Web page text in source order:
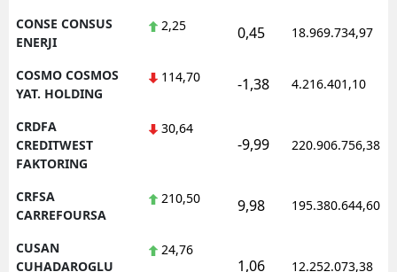
CONSE CONSUS
ENERJI
2,25 0,45 18.969.734,97
COSMO COSMOS
YAT. HOLDING
114,70 -1,38 4.216.401,10
CRDFA
CREDITWEST
FAKTORING
30,64
-9,99 220.906.756,38
CRFSA
CARREFOURSA
210,50 9,98 195.380.644,60
CUSAN
CUHADAROGLU
24,76
1,06 12.252.073,38